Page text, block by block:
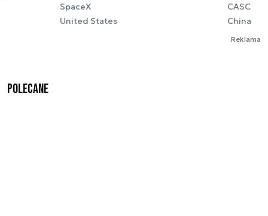
SpaceX
United States
CASC
China
Reklama
Polecane